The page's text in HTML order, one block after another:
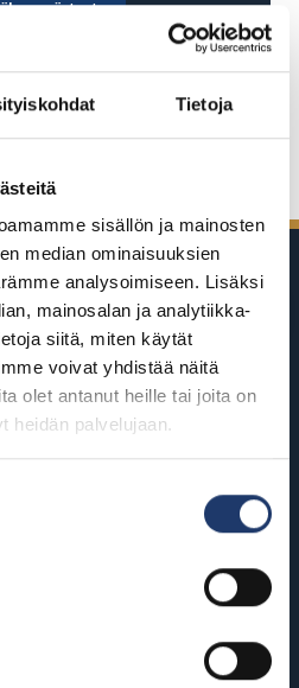
Tietoja
sisällön ja mainosten
median ominaisuuksien
analysoimiseen. Lisäksi
mainosalan ja analytiikka-
siitä, miten käytät
voivat yhdistää näitä
olet antanut heille tai joita on
heidän palvelujaan.
evästeet